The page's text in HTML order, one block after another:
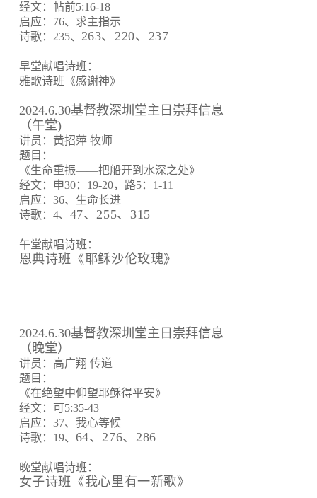
经文：帖前5:16-18
启应：76、求主指示
诗歌：235、 263、220、237
早堂献唱诗班：
雅歌诗班《感谢神》
2024.6.30基督教深圳堂主日崇拜信息
（午堂)
讲员：黄招萍 牧师
题目：
《生命重振——把船开到水深之处》
经文：申30：19-20，路5：1-11
启应：36、生命长进
诗歌：4、 47、255、315
午堂献唱诗班：
恩典诗班《耶稣沙伦玫瑰》
2024.6.30基督教深圳堂主日崇拜信息
（晚堂）
讲员：高广翔 传道
题目：
《在绝望中仰望耶稣得平安》
经文：可5:35-43
启应：37、我心等候
诗歌：19、 64、276、 286
晚堂献唱诗班：
女子诗班《我心里有一新歌》